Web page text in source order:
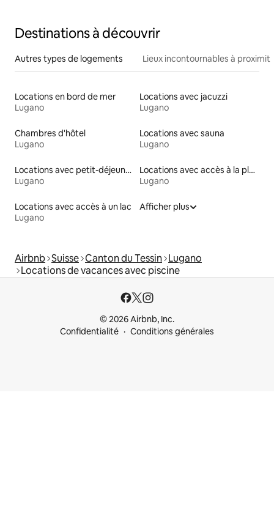
Destinations à découvrir
Autres types de logements Lieux incontournables à
Locations en bord de mer
Lugano
Locations avec jacuzzi
Lugano
Chambres d'hôtel
Lugano
Locations avec sauna
Lugano
Locations avec petit-déjeuner
Lugano
Locations avec accès à la plage
Lugano
Locations avec accès à un lac
Lugano
Afficher plus
Airbnb Suisse Canton du Tessin Lugano
Locations de vacances avec piscine
© 2026 Airbnb, Inc.
Confidentialité
Conditions générales